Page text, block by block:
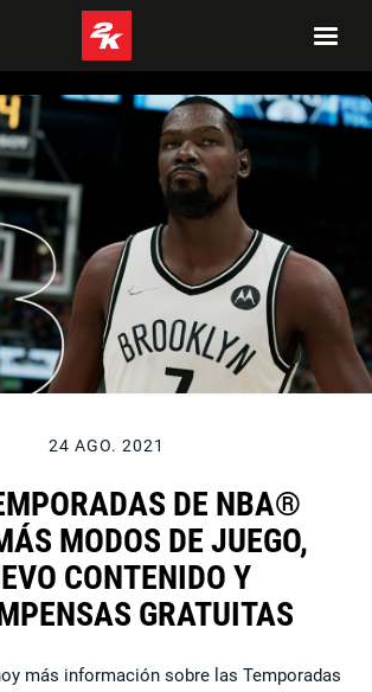
24 AGO. 2021
DE NBA®
MODOS DE JUEGO,
CONTENIDO Y
GRATUITAS
más información sobre las Temporadas